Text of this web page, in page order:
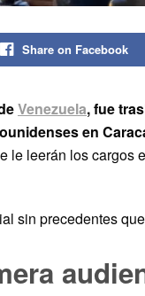
Share on Facebook
Venezuela, fue
en
le leerán los cargos
sin precedentes